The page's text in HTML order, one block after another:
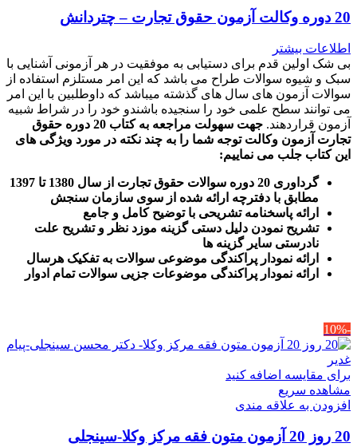
20 دوره وکالت آزمون حقوق تجارت – چتردانش
اطلاعات بیشتر
بی شک اولین قدم برای دستیابی به موفقیت در هر آزمونی آشنایی با
سبک و شیوه سوالات طراح می باشد که این امر مستلزم استفاده از
سوالات آزمون های سال های گذشته میباشد که داوطلبین با این امر
می توانند سطح علمی خود را سنجیده باشندو خود را در شراط شبیه
آزمون قراردهند.
جهت سهولت مراجعه به کتاب 20 دوره حقوق
تجارت آزمون وکالت توجه شما را به چند نکته در مورد ویژگی های
این کتاب جلب می نماییم:
گرداوری 20 دوره سوالات حقوق تجارت از سال 1380 تا 1397
مطابق با دفترچه ارائه شده از سوی سازمان سنجش
ارائه پاسخنامه تشریحی با توضیح کامل و جامع
تشریح نمودن دلیل دستی گزینه موزد نظر و تشریح علت
نادرستی سایر گزینه ها
ارائه نمودار پراکندگی موضوعی سوالات به تفکیک هرسال
رائه نمودار پراکندگی موضوعات جزیی سوالات تمام ادوار
-10%
برای مقایسه اضافه کنید
مشاهده سریع
افزودن به علاقه مندی
20 روز 20 آزمون متون فقه مرکز وکلا-سینجلی